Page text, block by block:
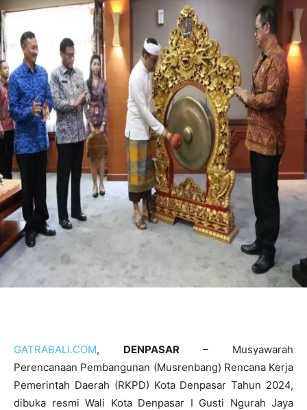
GATRABALI.COM, DENPASAR – Musyawarah
Perencanaan Pembangunan (Musrenbang) Rencana Kerja
Pemerintah Daerah (RKPD) Kota Denpasar Tahun 2024,
dibuka resmi Wali Kota Denpasar I Gusti Ngurah Jaya